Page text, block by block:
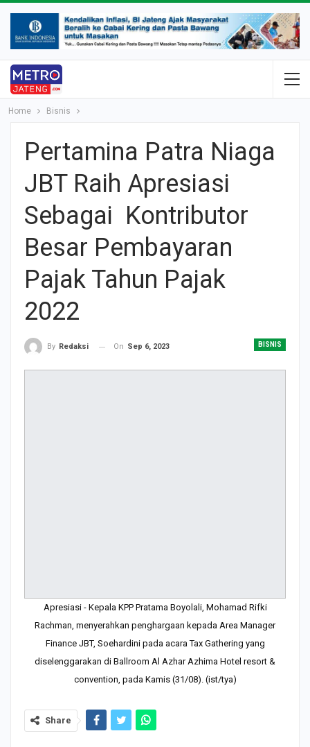
Home Bisnis
Pertamina Patra Niaga
JBT Raih Apresiasi
Sebagai Kontributor
Besar Pembayaran
Pajak Tahun Pajak
2022
BISNIS
By Redaksi On Sep 6, 2023
Apresiasi - Kepala KPP Pratama Boyolali, Mohamad Rifki
Rachman, menyerahkan penghargaan kepada Area Manager
Finance JBT, Soehardini pada acara Tax Gathering yang
diselenggarakan di Ballroom Al Azhar Azhima Hotel resort &
convention, pada Kamis (31/08). (ist/tya)
Share